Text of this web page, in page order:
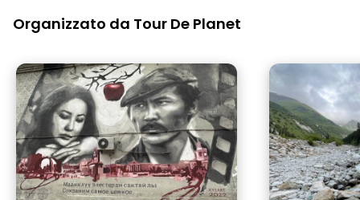
Organizzato da Tour De Planet